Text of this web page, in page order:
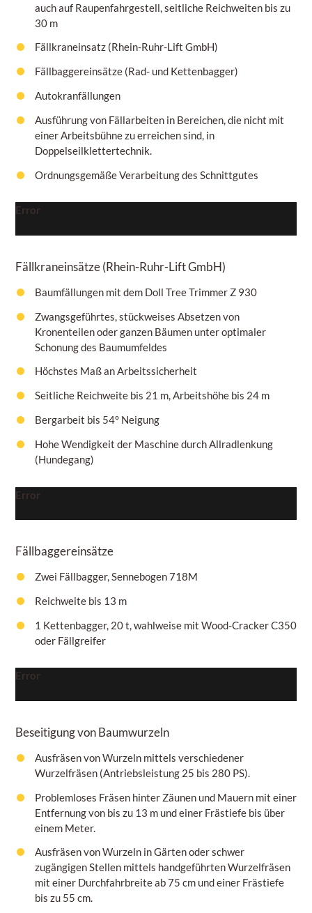
auch auf Raupenfahrgestell, seitliche Reichweiten bis zu
30 m
Fällkraneinsatz (Rhein-Ruhr-Lift GmbH)
Fällbaggereinsätze (Rad- und Kettenbagger)
Autokranfällungen
Ausführung von Fällarbeiten in Bereichen, die nicht mit
einer Arbeitsbühne zu erreichen sind, in
Doppelseilklettertechnik.
Ordnungsgemäße Verarbeitung des Schnittgutes
Error
Fällkraneinsätze(Rhein-Ruhr-Lift GmbH)
Baumfällungen mit dem Doll Tree Trimmer Z 930
Zwangsgeführtes, stückweises Absetzen von
Kronenteilen oder ganzen Bäumen unter optimaler
Schonung des Baumumfeldes
Höchstes Maß an Arbeitssicherheit
Seitliche Reichweite bis 21 m, Arbeitshöhe bis 24 m
Bergarbeit bis 54° Neigung
Hohe Wendigkeit der Maschine durch Allradlenkung
(Hundegang)
Error
Fällbaggereinsätze
Zwei Fällbagger, Sennebogen 718M
Reichweite bis 13 m
1 Kettenbagger, 20 t, wahlweise mit Wood-Cracker C350
oder Fällgreifer
Error
Beseitigung von Baumwurzeln
Ausfräsen von Wurzeln mittels verschiedener
Wurzelfräsen (Antriebsleistung 25 bis 280 PS).
Problemloses Fräsen hinter Zäunen und Mauern mit einer
Entfernung von bis zu 13 m und einer Frästiefe bis über
einem Meter.
Ausfräsen von Wurzeln in Gärten oder schwer
zugängigen Stellen mittels handgeführten Wurzelfräsen
mit einer Durchfahrbreite ab 75 cmund einer Frästiefe
bis zu 55 cm.